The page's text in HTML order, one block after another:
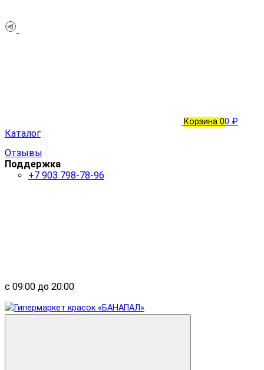
Корзина 00 ₽
Каталог
Отзывы
Поддержка
+7 903 798-78-96
с 09:00 до 20:00